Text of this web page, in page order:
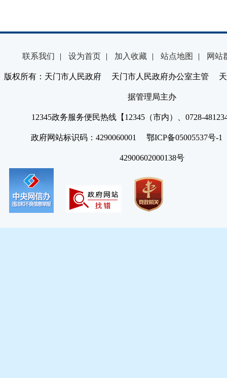
联系我们 | 设为首页 | 加入收藏 | 站点地图 | 网站
版权所有：天门市人民政府 天门市人民政府办公室主管 天
据管理局主办
12345政务服务便民热线【12345（市内）、0728-
政府网站标识码：4290060001 鄂ICP备05005537号
42900602000138号